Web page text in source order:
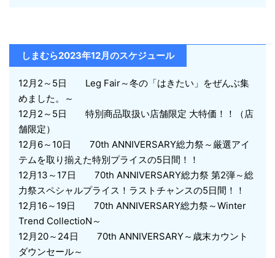
しまむら2023年12月のスケジュール
12月2～5日 Leg Fair～冬の「はきたい」をぜんぶ集
めました。～
12月2～5日 特別商品取扱い店舗限定 大特価！！（店
舗限定）
12月6～10日 70th ANNIVERSARY総力祭～厳選アイ
テムを取り揃えた特別プライスの5日間！！
12月13～17日 70th ANNIVERSARY総力祭 第2弾～総
力祭スペシャルプライス！ラストチャンスの5日間！！
12月16～19日 70th ANNIVERSARY総力祭～Winter
Trend CollectioN～
12月20～24日 70th ANNIVERSARY～歳末カウント
ダウンセール～